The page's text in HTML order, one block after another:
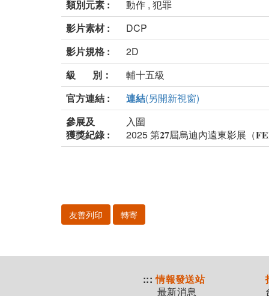
類別元素 :
動作 , 犯罪
影片素材 :
DCP
影片規格 :
2D
級 別：
輔十五級
官方連結 :
連結(另開新視窗)
參展及
獲獎紀錄 :
入圍
2025 第𝟐𝟕屆烏迪內遠東影展（
友善列印 轉寄
::: 情報發送站
最新消息